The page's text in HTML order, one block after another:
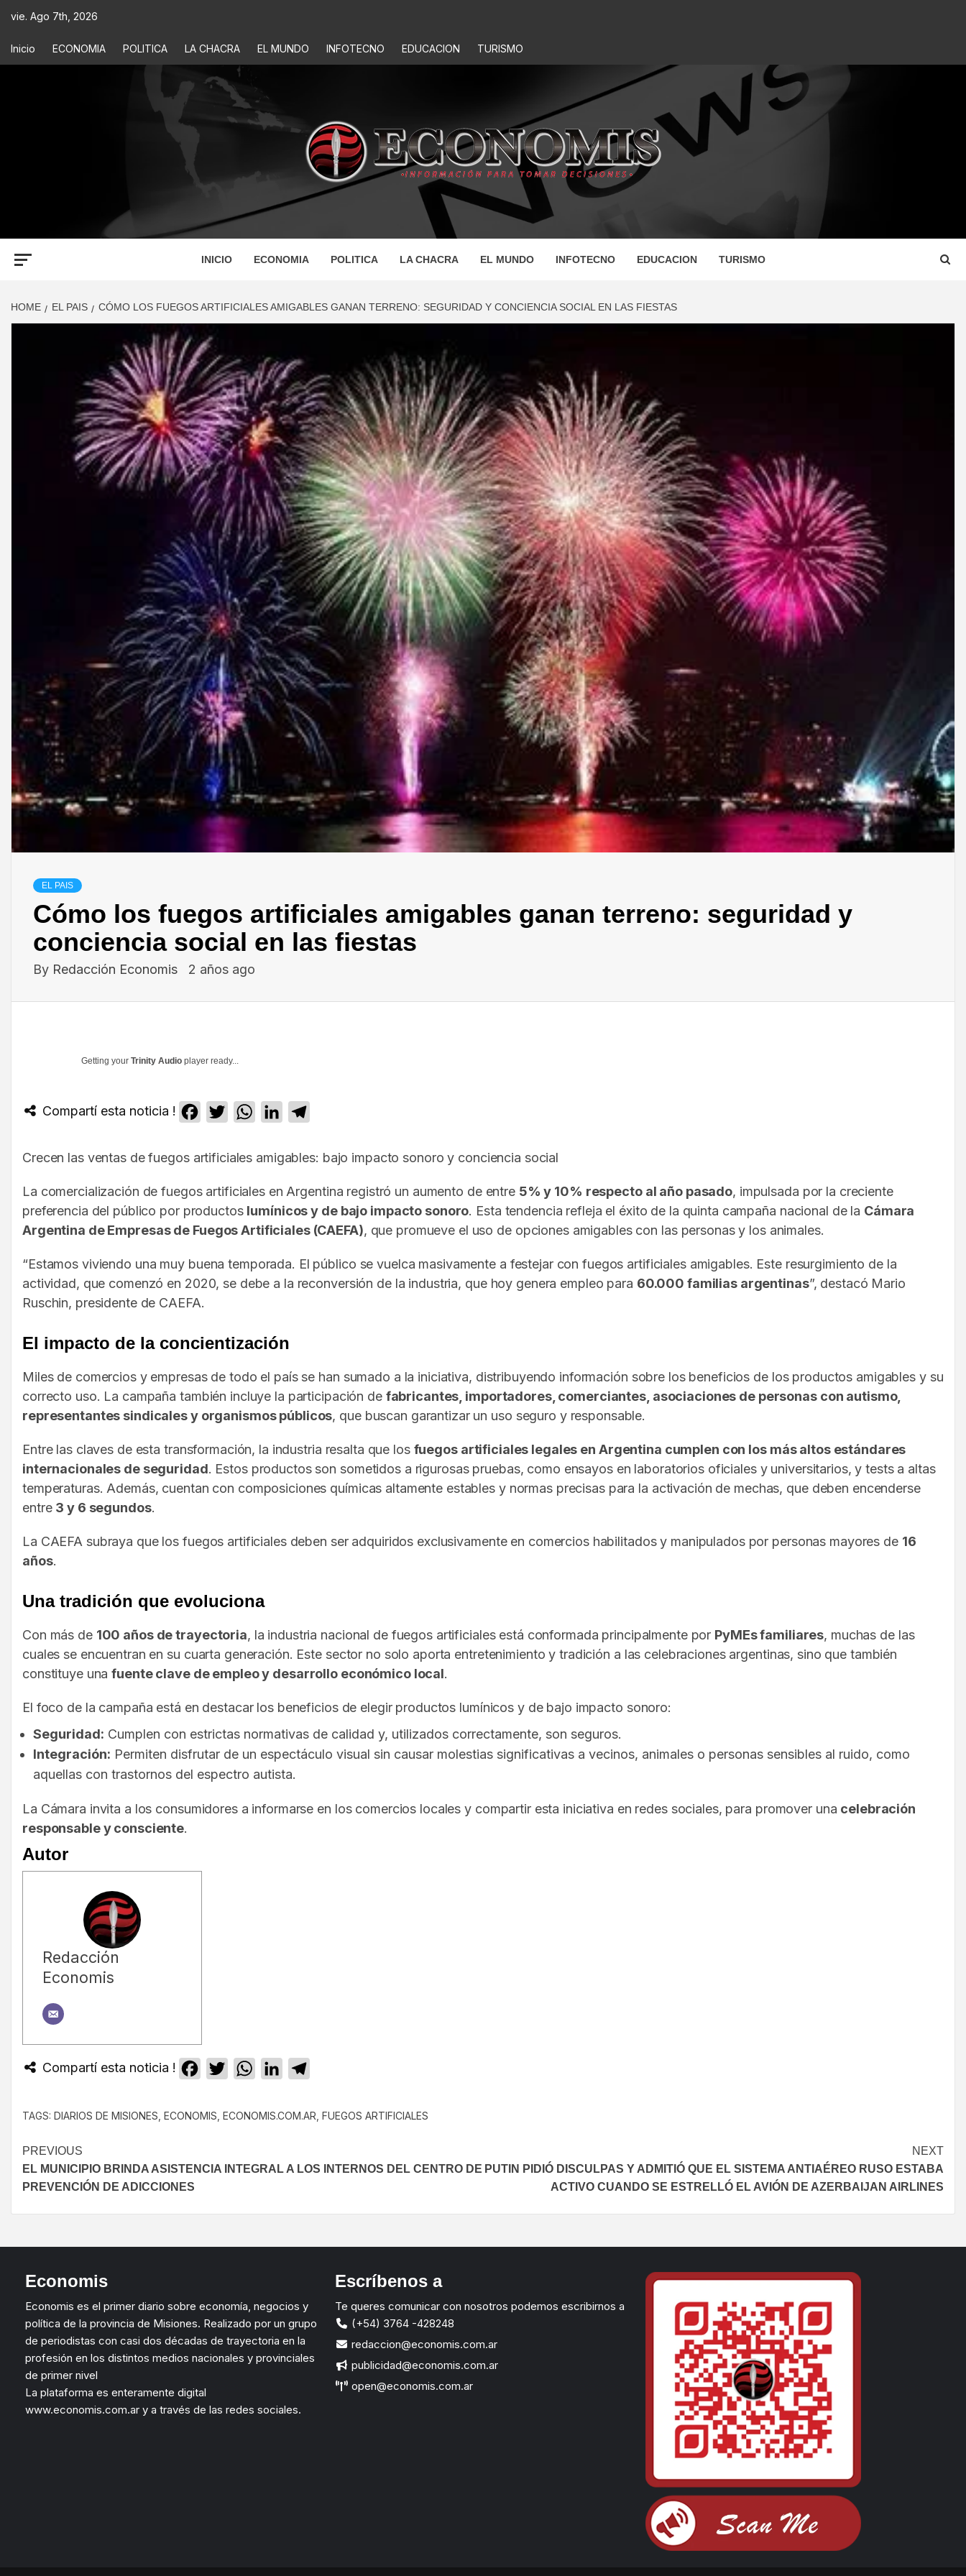
vie. Ago 7th, 2026
Inicio ECONOMIA POLITICA LA CHACRA EL MUNDO INFOTECNO EDUCACION TURISMO
ECONOMIS
INICIO ECONOMIA POLITICA LA CHACRA EL MUNDO INFOTECNO EDUCACION TURISMO
HOME EL PAIS CÓMO LOS FUEGOS ARTIFICIALES AMIGABLES GANAN TERRENO: SEGURIDAD Y CONCIENCIA SOCIAL EN LAS FIESTAS
EL PAIS
Cómo los fuegos artificiales amigables ganan terreno: seguridad y
conciencia social en las fiestas
By Redacción Economis 2 años ago
Getting your Trinity Audio player ready...
Compartí esta noticia ! Facebook
TwitterWhatsApp
LinkedIn
Crecen las ventas de fuegos artificiales amigables: bajo impacto sonoro y conciencia social
La comercialización de fuegos artificiales en Argentina registró un aumento de entre 5% y 10% respecto al año pasado, impulsada por la creciente
preferencia del público por productos lumínicos y de bajo impacto sonoro. Esta tendencia refleja el éxito de la quinta campaña nacional de la Cámara
Argentina de Empresas de Fuegos Artificiales (CAEFA), que promueve el uso de opciones amigables con las personas y los animales.
“Estamos viviendo una muy buena temporada. El público se vuelca masivamente a festejar con fuegos artificiales amigables. Este resurgimiento de la
actividad, que comenzó en 2020, se debe a la reconversión de la industria, que hoy genera empleo para 60.000 familias argentinas”, destacó Mario
Ruschin, presidente de CAEFA.
El impacto de la concientización
Miles de comercios y empresas de todo el país se han sumado a la iniciativa, distribuyendo información sobre los beneficios de los productos amigables y su
correcto uso. La campaña también incluye la participación de fabricantes, importadores, comerciantes, asociaciones de personas con autismo,
representantes sindicales y organismos públicos, que buscan garantizar un uso seguro y responsable.
Entre las claves de esta transformación, la industria resalta que los fuegos artificiales legales en Argentina cumplen con los más altos estándares
internacionales de seguridad. Estos productos son sometidos a rigurosas pruebas, como ensayos en laboratorios oficiales y universitarios, y tests a altas
temperaturas. Además, cuentan con composiciones químicas altamente estables y normas precisas para la activación de mechas, que deben encenderse
entre 3 y 6 segundos.
La CAEFA subraya que los fuegos artificiales deben ser adquiridos exclusivamente en comercios habilitados y manipulados por personas mayores de 16
años.
Una tradición que evoluciona
Con más de 100 años de trayectoria, la industria nacional de fuegos artificiales está conformada principalmente por PyMEs familiares, muchas de las
cuales se encuentran en su cuarta generación. Este sector no solo aporta entretenimiento y tradición a las celebraciones argentinas, sino que también
constituye unafuente clave de empleo y desarrollo económico local.
El foco de la campaña está en destacar los beneficios de elegir productos lumínicos y de bajo impacto sonoro:
Seguridad: Cumplen con estrictas normativas de calidad y, utilizados correctamente, son seguros.
Integración: Permiten disfrutar de un espectáculo visual sin causar molestias significativas a vecinos, animales o personas sensibles al ruido, como
aquellas con trastornos del espectro autista.
La Cámara invita a los consumidores a informarse en los comercios locales y compartir esta iniciativa en redes sociales, para promover una celebración
responsable y consciente.
Autor
Redacción
Economis
Compartí esta noticia ! Facebook
TwitterWhatsApp
LinkedIn
TAGS: DIARIOS DE MISIONES ECONOMIS ECONOMIS.COM.AR FUEGOS ARTIFICIALES
PREVIOUS
EL MUNICIPIO BRINDA ASISTENCIA INTEGRAL A LOS INTERNOS DEL CENTRO DE
PREVENCIÓN DE ADICCIONES
NEXT
PUTIN PIDIÓ DISCULPAS Y ADMITIÓ QUE EL SISTEMA ANTIAÉREO RUSO ESTABA
ACTIVO CUANDO SE ESTRELLÓ EL AVIÓN DE AZERBAIJAN AIRLINES
Economis
Economis es el primer diario sobre economía, negocios y
política de la provincia de Misiones. Realizado por un grupo
de periodistas con casi dos décadas de trayectoria en la
profesión en los distintos medios nacionales y provinciales
de primer nivel
La plataforma es enteramente digital
www.economis.com.ar y a través de las redes sociales.
Escríbenos a
Te queres comunicar con nosotros podemos escribirnos a
(+54) 3764 -428248
redaccion@economis.com.ar
publicidad@economis.com.ar
open@economis.com.ar